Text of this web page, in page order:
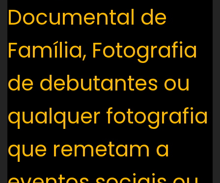
Documental de
Família, Fotografia
de debutantes ou
qualquer fotografia
que remetam a